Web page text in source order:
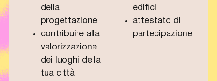
della
progettazione
contribuire alla
valorizzazione
dei luoghi della
tua città
edifici
attestato di
partecipazione